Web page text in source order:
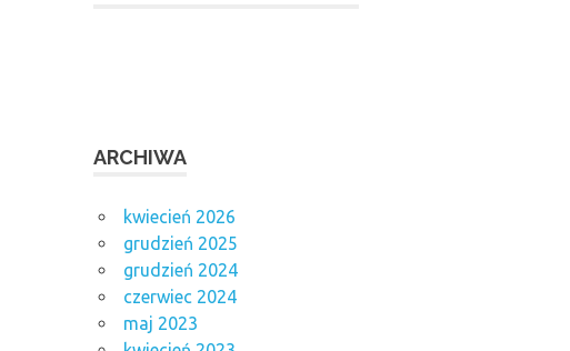
ARCHIWA
kwiecień 2026
grudzień 2025
grudzień 2024
czerwiec 2024
maj 2023